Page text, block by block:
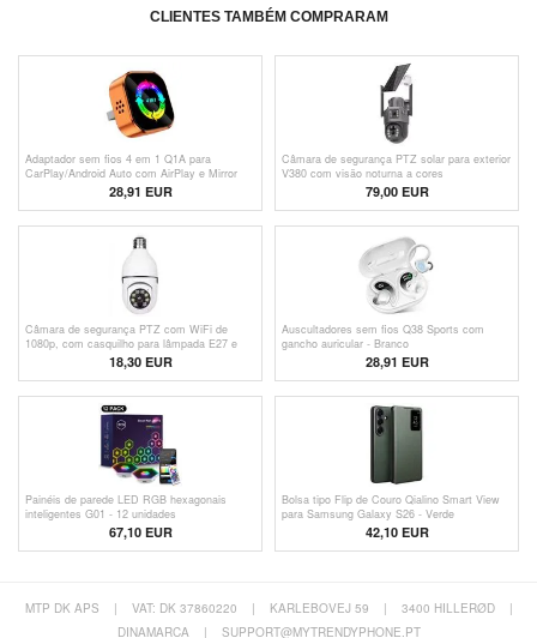
CLIENTES TAMBÉM COMPRARAM
Adaptador sem fios 4 em 1 Q1A para
CarPlay/Android Auto com AirPlay e Mirror
Link - Laranja / Colorido
28,91 EUR
Câmara de segurança PTZ solar para exterior
V380 com visão noturna a cores
79,00 EUR
Câmara de segurança PTZ com WiFi de
1080p, com casquilho para lâmpada E27 e
visão noturna - Branca18,30 EUR
Auscultadores sem fios Q38 Sports com
gancho auricular - Branco
28,91 EUR
Painéis de parede LED RGB hexagonais
inteligentes G01 - 12 unidades
67,10 EUR
Bolsa tipo Flip de Couro Qialino Smart View
para Samsung Galaxy S26 - Verde
42,10 EUR
MTP DK APS | VAT: DK 37860220 | KARLEBOVEJ 59 | 3400 HILLERØD
|
DINAMARCA
| SUPPORT@MYTRENDYPHONE.PT